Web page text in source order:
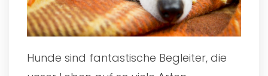
Hunde sind fantastische Begleiter, die